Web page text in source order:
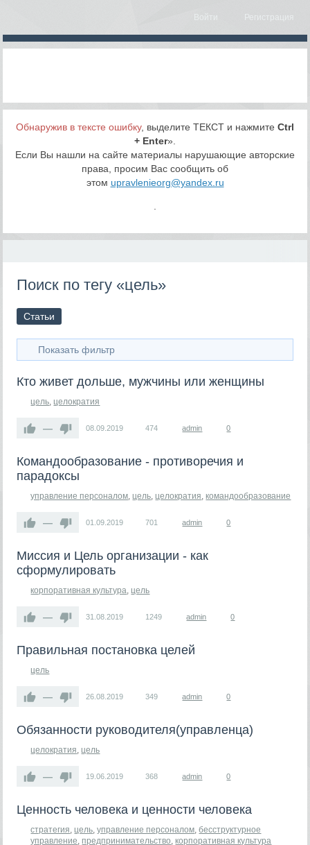
Войти Регистрация
Обнаружив в тексте ошибку, выделите ТЕКСТ и нажмите Ctrl
+ Enter».
Если Вы нашли на сайте материалы нарушающие авторские
права, просим Вас сообщить об
этом upravlenieorg@yandex.ru
Поиск по тегу «цель»
Статьи
Показать фильтр
Кто живет дольше, мужчины или женщины
цель, целократия
— 08.09.2019 474 admin 0
Командообразование - противоречия и
парадоксы
управление персоналом, цель, целократия,командообразование
— 01.09.2019 701 admin 0
Миссия и Цель организации - как
сформулировать
корпоративная культура, цель
— 31.08.2019 1249 admin 0
Правильная постановка целей
цель
— 26.08.2019 349 admin 0
Обязанности руководителя(управленца)
целократия, цель
— 19.06.2019 368 admin 0
Ценность человека и ценности человека
стратегия, цель,управление персоналом,бесструктурное
управление, предпринимательство,корпоративная культура